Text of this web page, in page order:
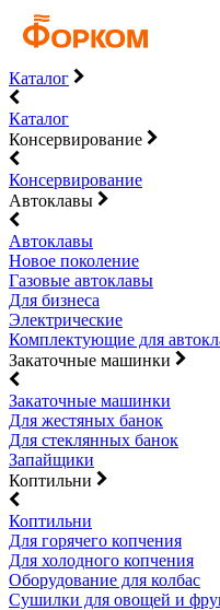
Каталог
Каталог
Консервирование
Консервирование
Автоклавы
Автоклавы
Новое поколение
Газовые автоклавы
Для бизнеса
Электрические
Комплектующие для
Закаточные машинки
Закаточные машинки
Для жестяных банок
Для стеклянных банок
Запайщики
Коптильни
Коптильни
Для горячего копчения
Для холодного копчения
Оборудование для колбас
Сушилки для овощей и